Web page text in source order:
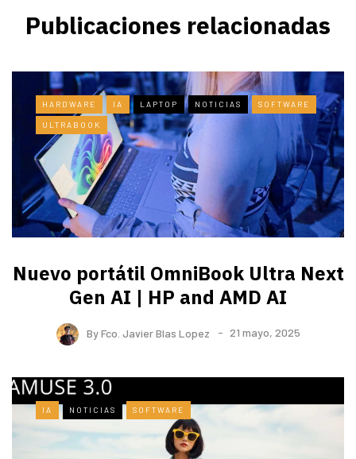
Publicaciones relacionadas
HARDWARE IA LAPTOP NOTICIAS SOFTWARE
ULTRABOOK
Nuevo portátil OmniBook Ultra ​Next
Gen AI | HP and AMD AI
ByFco. Javier Blas Lopez 21 mayo, 2025
IA NOTICIAS SOFTWARE